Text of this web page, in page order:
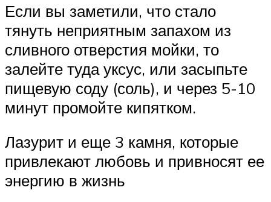
Если вы заметили, что стало
тянуть неприятным запахом из
сливного отверстия мойки, то
залейте туда уксус, или засыпьте
пищевую соду (соль), и через 5-10
минут промойте кипятком.
Лазурит и еще 3 камня, которые
привлекают любовь и привносят ее
энергию в жизнь